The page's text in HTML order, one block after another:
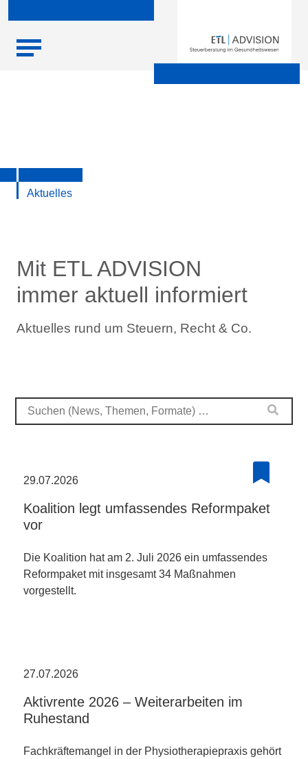
Skip
content
Finanzen
Aktuelles
Mit ETL ADVISION
immer aktuell informiert
Aktuelles rund um Steuern, Recht & Co.
29.07.2026
Koalition legt umfassendes Reformpaket
vor
Die Koalition hat am 2. Juli 2026 ein umfassendes
Reformpaket mit insgesamt 34 Maßnahmen
vorgestellt.
27.07.2026
Aktivrente 2026 – Weiterarbeiten im
Ruhestand
Fachkräftemangel in der Physiotherapiepraxis gehört